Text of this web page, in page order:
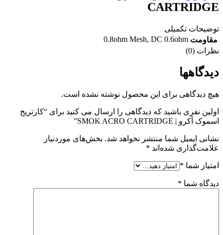
CARTRIDGE
توضیحات تکمیلی
مقاومت
0.8ohm Mesh, DC 0.6ohm
نظرات (0)
دیدگاهها
هیچ دیدگاهی برای این محصول نوشته نشده است.
اولین نفری باشید که دیدگاهی را ارسال می کنید برای “کارتریج
اسموک آکرو | SMOK ACRO CARTRIDGE”
نشانی ایمیل شما منتشر نخواهد شد. بخش‌های موردنیاز
علامت‌گذاری شده‌اند *
امتیاز شما *
دیدگاه شما *